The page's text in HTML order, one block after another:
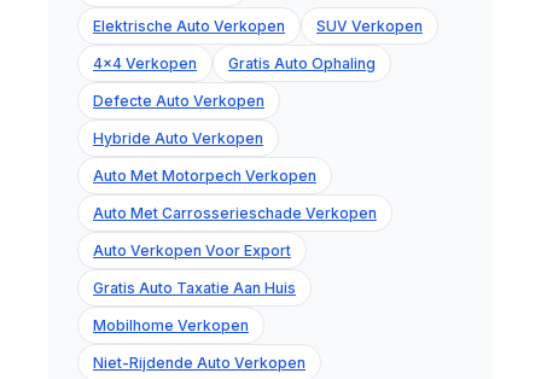
Elektrische Auto Verkopen SUV Verkopen
4x4 Verkopen Gratis Auto Ophaling
Defecte Auto Verkopen
Hybride Auto Verkopen
Auto Met Motorpech Verkopen
Auto Met Carrosserieschade Verkopen
Auto Verkopen Voor Export
Gratis Auto Taxatie Aan Huis
Mobilhome Verkopen
Niet-Rijdende Auto Verkopen